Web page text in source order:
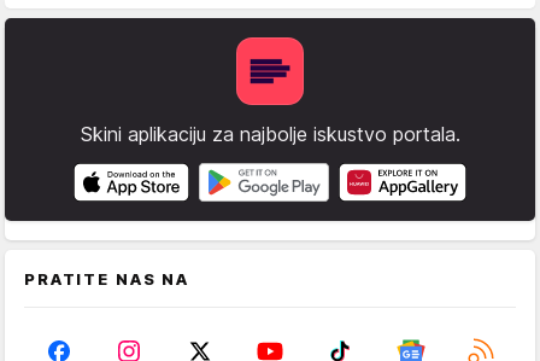
Skini aplikaciju za najbolje iskustvo portala.
PRATITE NAS NA